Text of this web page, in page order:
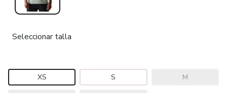
Seleccionar talla
XS S M